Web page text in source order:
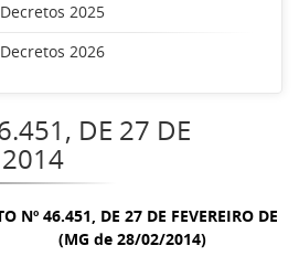
Decretos 2025
Decretos 2026
DE 27 DE
2014
Nº 46.451, DE 27 DE FEVEREIRO DE
(MG de 28/02/2014)